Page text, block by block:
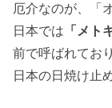
厄介なのが、「
日本では 「メト
前で呼ばれており
日本の日焼け止